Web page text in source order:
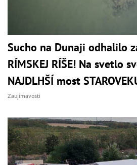
Sucho na Dunaji odhalilo
RÍMSKEJ RÍŠE! Na svetlo
NAJDLHŠÍ most
Zaujímavosti